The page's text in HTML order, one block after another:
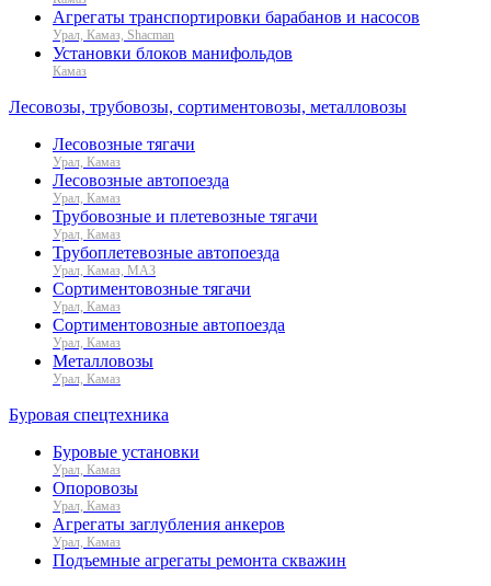
Агрегаты транспортировки барабанов и насосов
Урал, Камаз, Shacman
Установки блоков манифольдов
Камаз
Лесовозы, трубовозы, сортиментовозы, металловозы
Лесовозные тягачи
Урал, Камаз
Лесовозные автопоезда
Урал, Камаз
Трубовозные и плетевозные тягачи
Урал, Камаз
Трубоплетевозные автопоезда
Урал, Камаз, МАЗ
Сортиментовозные тягачи
Урал, Камаз
Сортиментовозные автопоезда
Урал, Камаз
Металловозы
Урал, Камаз
Буровая спецтехника
Буровые установки
Урал, Камаз
Опоровозы
Урал, Камаз
Агрегаты заглубления анкеров
Урал, Камаз
Подъемные агрегаты ремонта скважин